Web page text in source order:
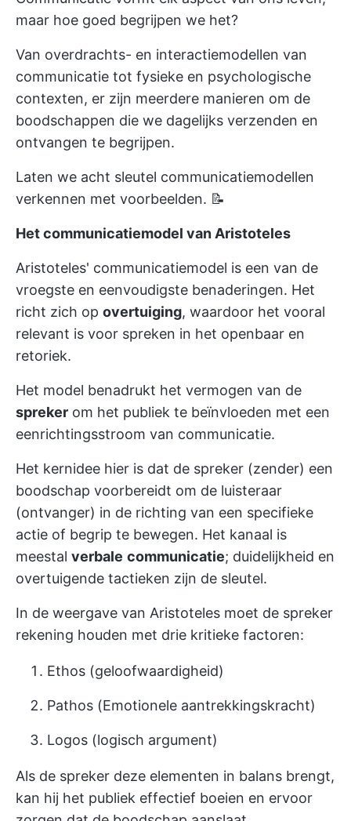
maar hoe goed begrijpen we het?
Van overdrachts- en interactiemodellen van
communicatie tot fysieke en psychologische
contexten, er zijn meerdere manieren om de
boodschappen die we dagelijks verzenden en
ontvangen te begrijpen.
Laten we acht sleutel communicatiemodellen
verkennen met voorbeelden. 📝
Het communicatiemodel van Aristoteles
Aristoteles' communicatiemodel is een van de
vroegste en eenvoudigste benaderingen. Het
richt zich op overtuiging, waardoor het vooral
relevant is voor spreken in het openbaar en
retoriek.
Het model benadrukt het vermogen van de
spreker om het publiek te beïnvloeden met een
eenrichtingsstroom van communicatie.
Het kernidee hier is dat de spreker (zender) een
boodschap voorbereidt om de luisteraar
(ontvanger) in de richting van een specifieke
actie of begrip te bewegen. Het kanaal is
meestal verbale communicatie; duidelijkheid en
overtuigende tactieken zijn de sleutel.
In de weergave van Aristoteles moet de spreker
rekening houden met drie kritieke factoren:
Ethos (geloofwaardigheid)
Pathos (Emotionele aantrekkingskracht)
Logos (logisch argument)
Als de spreker deze elementen in balans brengt,
kan hij het publiek effectief boeien en ervoor